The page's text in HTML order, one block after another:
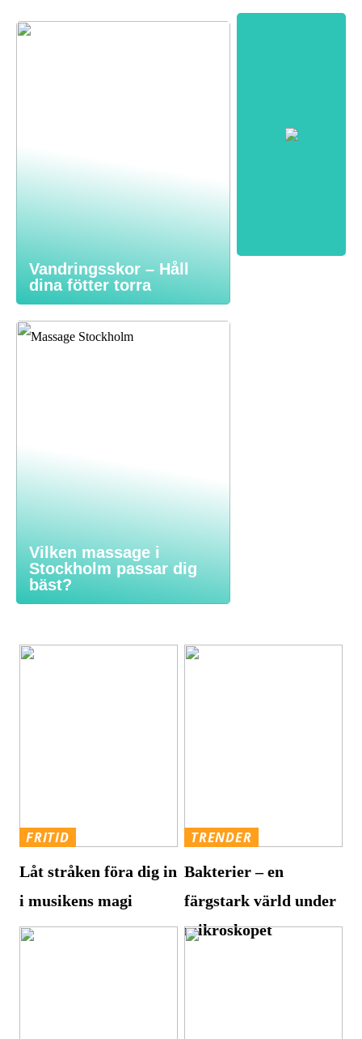
Vandringsskor – Håll
dina fötter torra
Vilken massage i
Stockholm passar dig
bäst?
FRITID
Låt stråken föra dig in
i musikens magi
TRENDER
Bakterier – en
färgstark värld under
mikroskopet